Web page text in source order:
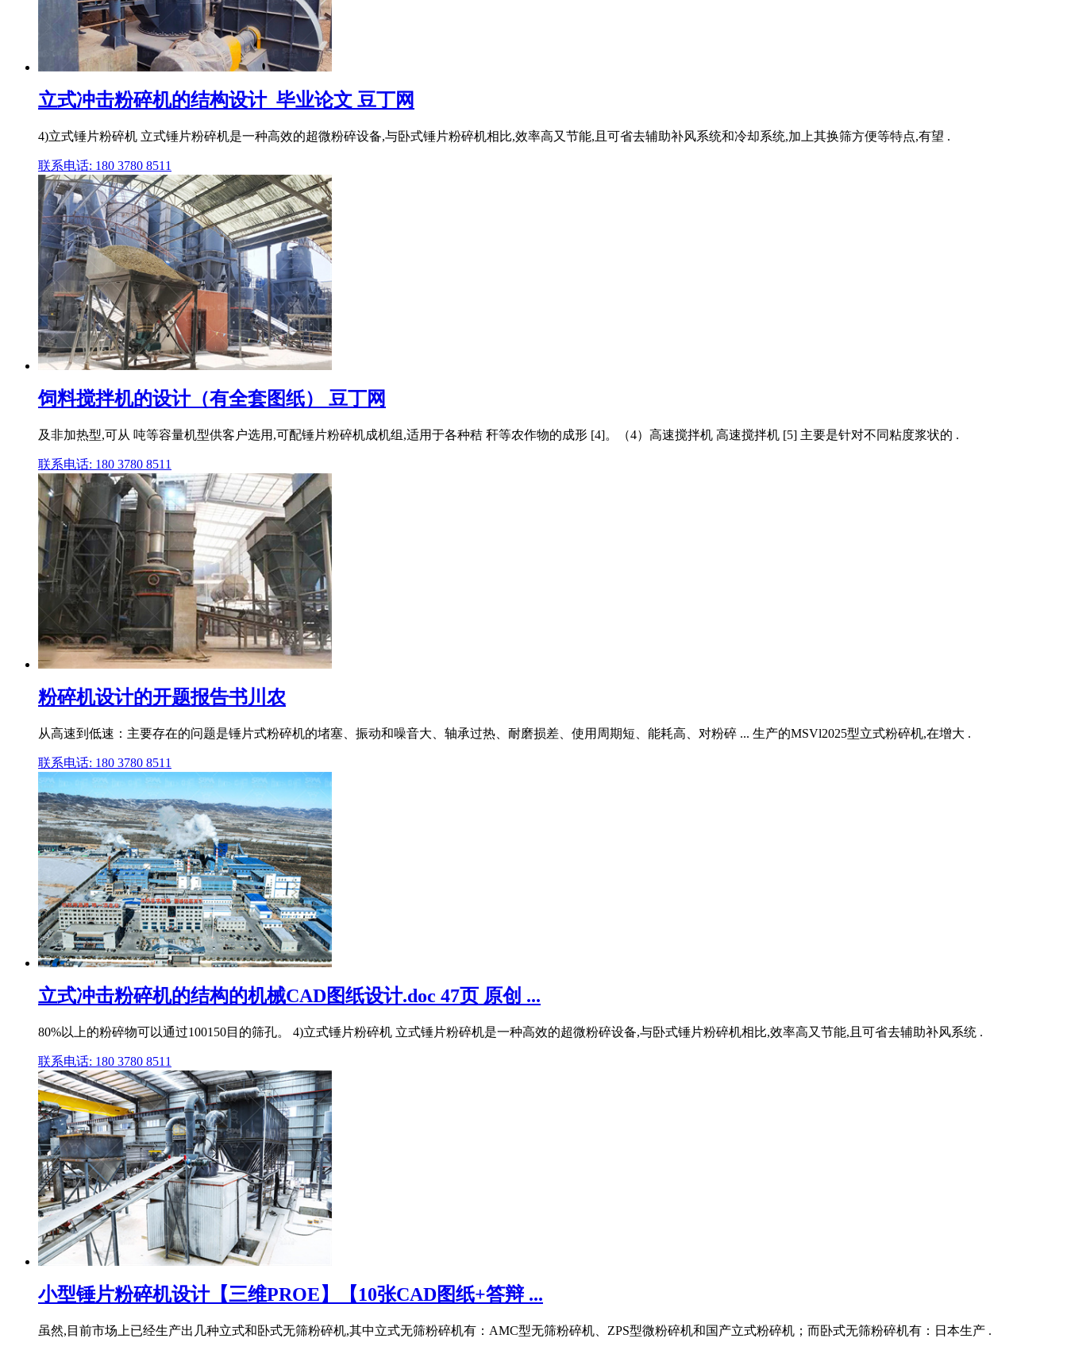
立式冲击粉碎机的结构设计_毕业论文 豆丁网
4)立式锤片粉碎机 立式锤片粉碎机是一种高效的超微粉碎设备,与卧式锤片粉碎机相比,效率高又节能,且可省去辅助补风系统和冷却系统,加上其换筛方便等特点,有望 .
联系电话: 180 3780 8511
饲料搅拌机的设计（有全套图纸） 豆丁网
及非加热型,可从 吨等容量机型供客户选用,可配锤片粉碎机成机组,适用于各种秸 秆等农作物的成形 [4]。（4）高速搅拌机 高速搅拌机 [5] 主要是针对不同粘度浆状的 .
联系电话: 180 3780 8511
粉碎机设计的开题报告书川农
从高速到低速：主要存在的问题是锤片式粉碎机的堵塞、振动和噪音大、轴承过热、耐磨损差、使用周期短、能耗高、对粉碎 ... 生产的MSVl2025型立式粉碎机,在增大 .
联系电话: 180 3780 8511
立式冲击粉碎机的结构的机械CAD图纸设计.doc 47页 原创 ...
80%以上的粉碎物可以通过100150目的筛孔。 4)立式锤片粉碎机 立式锤片粉碎机是一种高效的超微粉碎设备,与卧式锤片粉碎机相比,效率高又节能,且可省去辅助补风系统 .
联系电话: 180 3780 8511
小型锤片粉碎机设计【三维PROE】【10张CAD图纸+答辩 ...
虽然,目前市场上已经生产出几种立式和卧式无筛粉碎机,其中立式无筛粉碎机有：AMC型无筛粉碎机、ZPS型微粉碎机和国产立式粉碎机；而卧式无筛粉碎机有：日本生产 .